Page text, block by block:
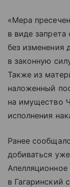
«Мера
в виде запрета
без изменения
в законную
Также из
наложенный
на имущество
исполнения
Ранее
добиваться
в Гагаринский